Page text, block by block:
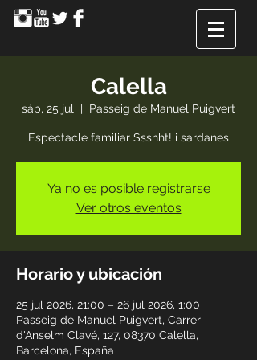
Calella
sáb, 25 jul
  |
Passeig de Manuel Puigvert
Espectacle familiar Ssshht! i sardanes
Ya no es posible registrarse
Ver otros eventos
Horario y ubicación
25 jul 2026, 21:00 – 26 jul 2026, 1:00
Passeig de Manuel Puigvert, Carrer
d'Anselm Clavé, 127, 08370 Calella,
Barcelona, España